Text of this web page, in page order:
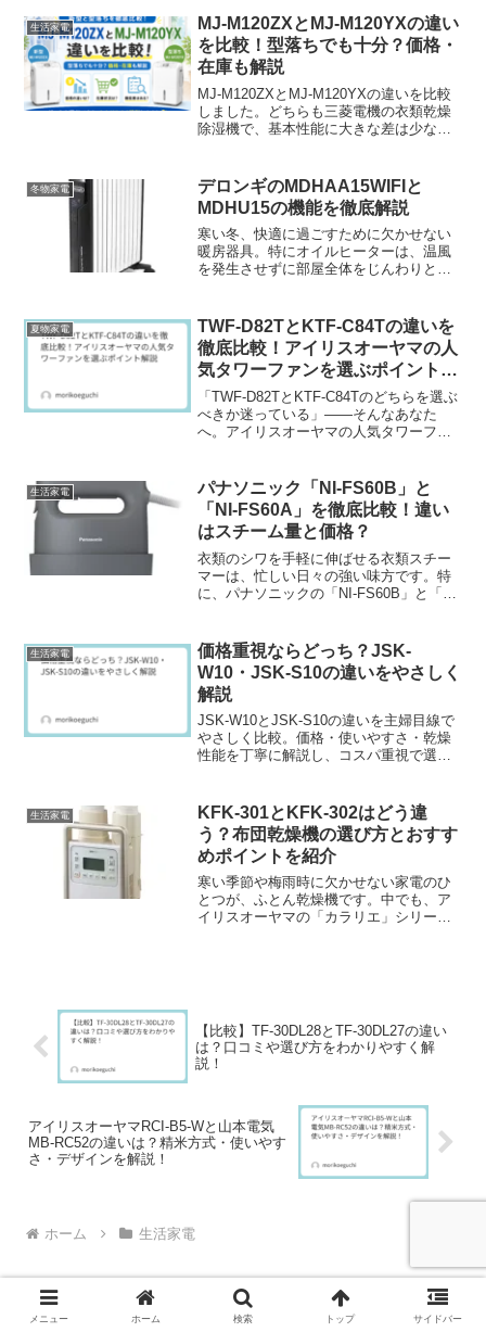
生活家電
MJ-M120ZXとMJ-M120YXの違い
を比較！型落ちでも十分？価格・
在庫も解説
MJ-M120ZXとMJ-M120YXの違いを比較
しました。どちらも三菱電機の衣類乾燥
除湿機で、基本性能に大きな差は少ない
在庫状況・機能差をわかりやすく解説。
安く買うならどちらがおすすめか、購入
前の注意点も紹介します。
冬物家電
デロンギのMDHAA15WIFIと
MDHU15の機能を徹底解説
寒い冬、快適に過ごすために欠かせない
暖房器具。特にオイルヒーターは、温風
を発生させずに部屋全体をじんわりと暖
MDHAA15WIFIとMDHU15は高性能なオ
イルヒーター...
夏物家電
TWF-D82TとKTF-C84Tの違いを
徹底比較！アイリスオーヤマの人
気タワーファンを選ぶポイント解
説
「TWF-D82TとKTF-C84Tのどちらを選ぶ
べきか迷っている」――そんなあなた
へ。アイリスオーヤマの人気タワーファ
前にその差を理解しておかないと、「思
っていたの...
生活家電
パナソニック「NI-FS60B」と
「NI-FS60A」を徹底比較！違い
はスチーム量と価格？
衣類のシワを手軽に伸ばせる衣類スチー
マーは、忙しい日々の強い味方です。特
に、パナソニックの「NI-FS60B」と「NI-
多いのではないでしょうか？この2つのモ
デルは...
生活家電
価格重視ならどっち？JSK-
W10・JSK-S10の違いをやさしく
解説
JSK-W10とJSK-S10の違いを主婦目線で
やさしく比較。価格・使いやすさ・乾燥
性能を丁寧に解説し、コスパ重視で選ぶ
生活家電
KFK-301とKFK-302はどう違
う？布団乾燥機の選び方とおすす
めポイントを紹介
寒い季節や梅雨時に欠かせない家電のひ
とつが、ふとん乾燥機です。中でも、ア
イリスオーヤマの「カラリエ」シリーズ
【比較】TF-30DL28とTF-30DL27の違い
は？口コミや選び方をわかりやすく解
説！
アイリスオーヤマRCI-B5-Wと山本電気
MB-RC52の違いは？精米方式・使いやす
さ・デザインを解説！
ホーム 生活家電
メニュー ホーム 検索 トップ サイドバー